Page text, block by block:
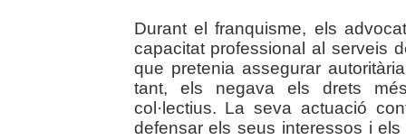
Durant el franquisme, els
capacitat professional al serveis
que pretenia assegurar
tant, els negava els drets
col·lectius. La seva actuació
defensar els seus interessos i